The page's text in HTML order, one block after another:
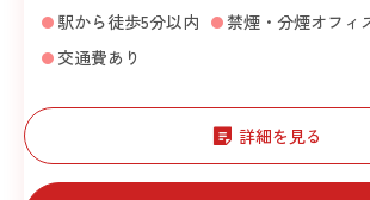
駅から徒歩5分以内
禁煙・分煙オフィ
交通費あり
詳細を見る